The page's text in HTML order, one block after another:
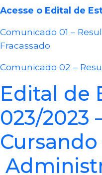
Acesse o Edital de
Comunicado 01 –
Fracassado
Comunicado 02 –
Edital de
023/2023
Cursando